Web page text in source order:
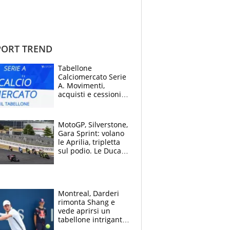
TREND
Tabellone
Calciomercato Serie
A. Movimenti,
acquisti e cessioni:
MotoGP, Silverstone,
Gara Sprint: volano
le Aprilia, tripletta
sul podio. Le Ducati
Montreal, Darderi
rimonta Shang e
vede aprirsi un
tabellone intrigante: